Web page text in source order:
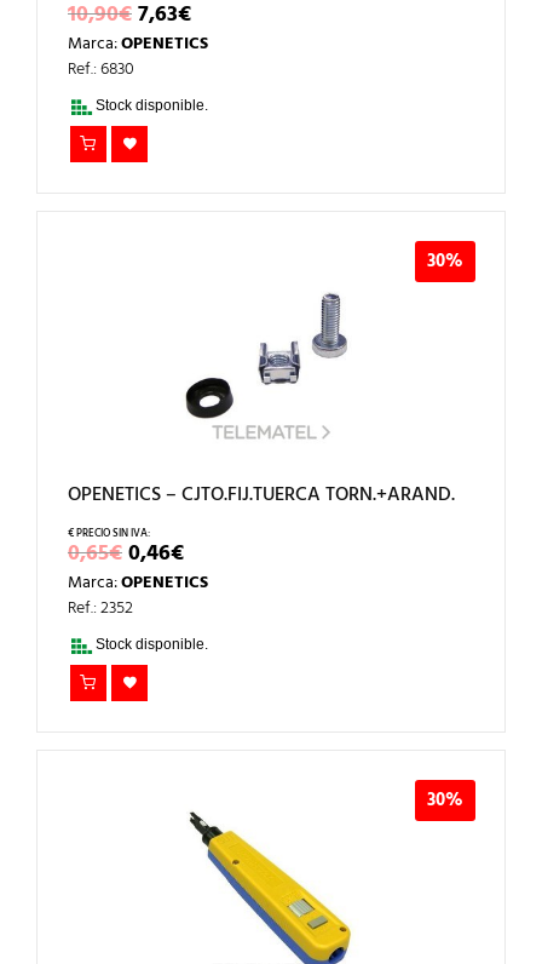
10,90€EL
PRECIO
ORIGINAL
10,90€.
7,63€EL
PRECIO
ACTUAL
7,63€.
Marca:OPENETICS
Ref.: 6830
Stock disponible.
30%
OPENETICS – CJTO.FIJ.TUERCA TORN.+ARAND.
0,65€EL
PRECIO
ORIGINAL
ERA:
0,65€.
0,46€EL
PRECIO
ACTUAL
0,46€.
Marca:OPENETICS
Ref.: 2352
Stock disponible.
30%